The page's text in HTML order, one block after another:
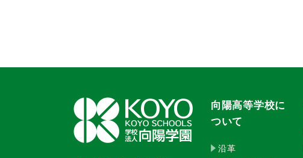
向陽高等学校に
ついて
沿革